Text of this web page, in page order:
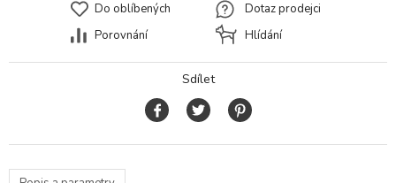
Do oblíbených
Porovnání
Dotaz prodejci
Hlídání
Sdílet